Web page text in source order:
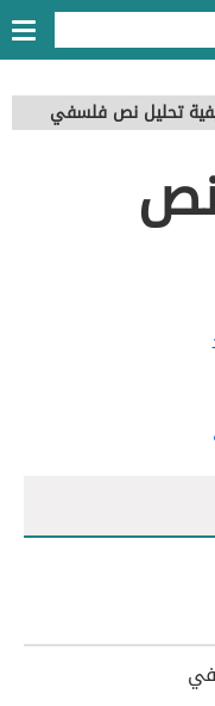
تحليل نص فلسفي